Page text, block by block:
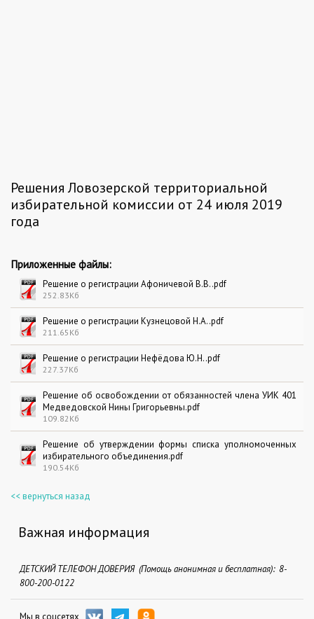
Решения Ловозерской территориальной
избирательной комиссии от 24 июля 2019
года
Приложенные файлы:
Решение о регистрации Афоничевой В.В..pdf
252.83Кб
Решение о регистрации Кузнецовой Н.А..pdf
211.65Кб
Решение о регистрации Нефёдова Ю.Н..pdf
227.37Кб
Решение об освобождении от обязанностей члена УИК 401
Медведовской Нины Григорьевны.pdf
109.82Кб
Решение об утверждении формы списка уполномоченных
избирательного объединения.pdf
190.54Кб
<< вернуться назад
Важная информация
ДЕТСКИЙ ТЕЛЕФОН ДОВЕРИЯ (Помощь анонимная и бесплатная): 8-
800-200-0122
Мы в соцсетях